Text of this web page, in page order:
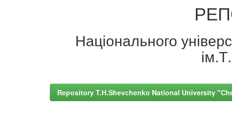
Національного
Repository T.H.Shevchenko National University